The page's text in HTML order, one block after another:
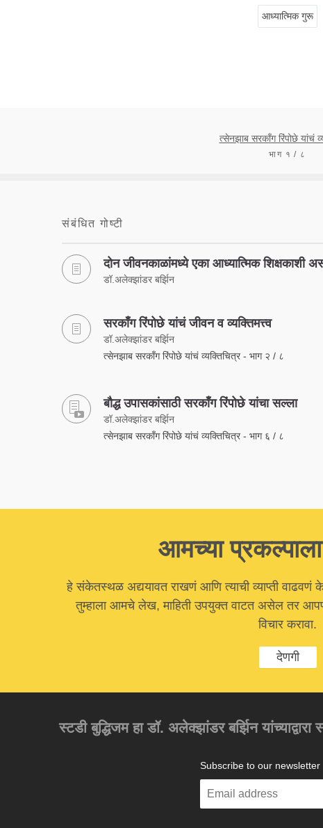
आध्यात्मिक गुरू
त्सेनझाब सरकाँग रिंपोछे यांचं
भाग १ / ८
संबंधित गोष्टी
दोन जीवनकाळांमध्ये एका आध्यात्मिक शिक्षकाशी
डॉ.अलेक्झांडर बर्झिन
सरकाँग रिंपोछे यांचं जीवन व व्यक्तिमत्त्व
डॉ.अलेक्झांडर बर्झिन
त्सेनझाब सरकाँग रिंपोछे यांचं व्यक्तिचित्र - भाग २ / ८
बौद्ध उपासकांसाठी सरकाँग रिंपोछे यांचा सल्ला
डॉ.अलेक्झांडर बर्झिन
त्सेनझाब सरकाँग रिंपोछे यांचं व्यक्तिचित्र - भाग ६ / ८
आमच्या
हे संकेतस्थळ अद्ययावत राखणं आणि त्याची व्याप्ती
तुम्हाला आमचे लेख, माहिती उपयुक्त वाटत असेल तर आपण
विचार करावा.
देणगी
स्टडी बुद्धिजम हा डॉ. अलेक्झांडर बर्झिन
Subscribe to our newsletter
Enter